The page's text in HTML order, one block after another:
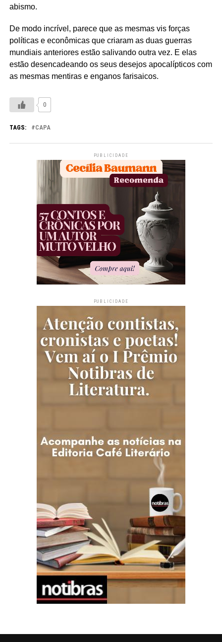
abismo.
De modo incrível, parece que as mesmas vis forças
políticas e econômicas que criaram as duas guerras
mundiais anteriores estão salivando outra vez. E elas
estão desencadeando os seus desejos apocalípticos com
as mesmas mentiras e enganos farisaicos.
0
TAGS: CAPA
PUBLICIDADE
PUBLICIDADE